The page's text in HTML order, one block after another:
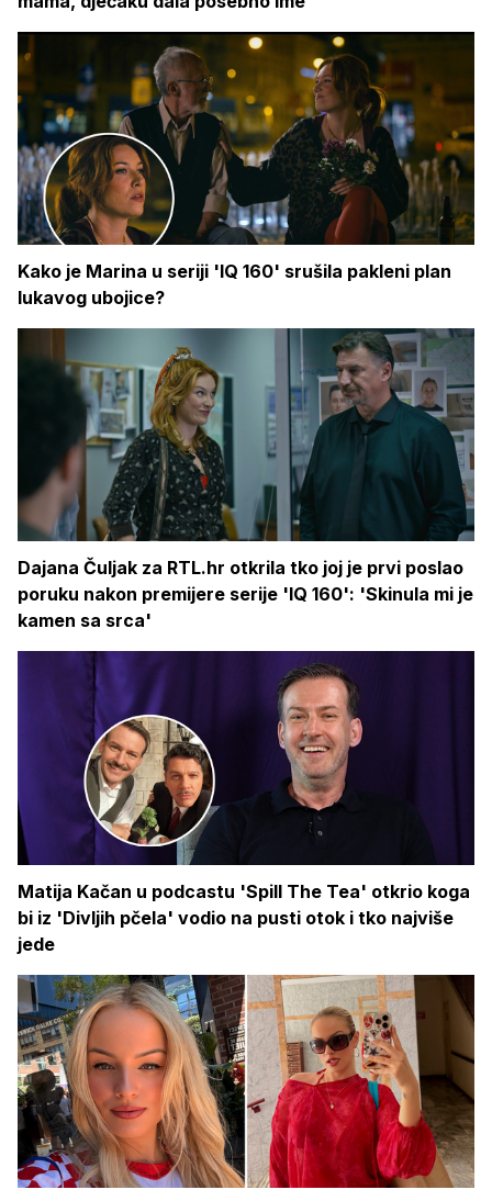
Kako je Marina u seriji 'IQ 160' srušila pakleni plan
lukavog ubojice?
Dajana Čuljak za RTL.hr otkrila tko joj je prvi poslao
poruku nakon premijere serije 'IQ 160': 'Skinula mi je
kamen sa srca'
Matija Kačan u podcastu 'Spill The Tea' otkrio koga
bi iz 'Divljih pčela' vodio na pusti otok i tko najviše
jede